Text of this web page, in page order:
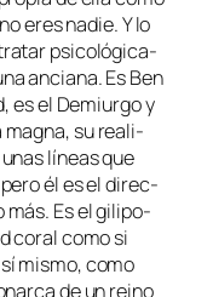
eres na­die. Y lo
psi­co­ló­gi­ca­
an­cia­na. Es Ben
es el Demiurgo y
mag­na, su reali­
lí­neas que
él es el di­rec­
más. Es el gi­li­po­
co­ral co­mo si
mis­mo, co­mo
de un rei­no